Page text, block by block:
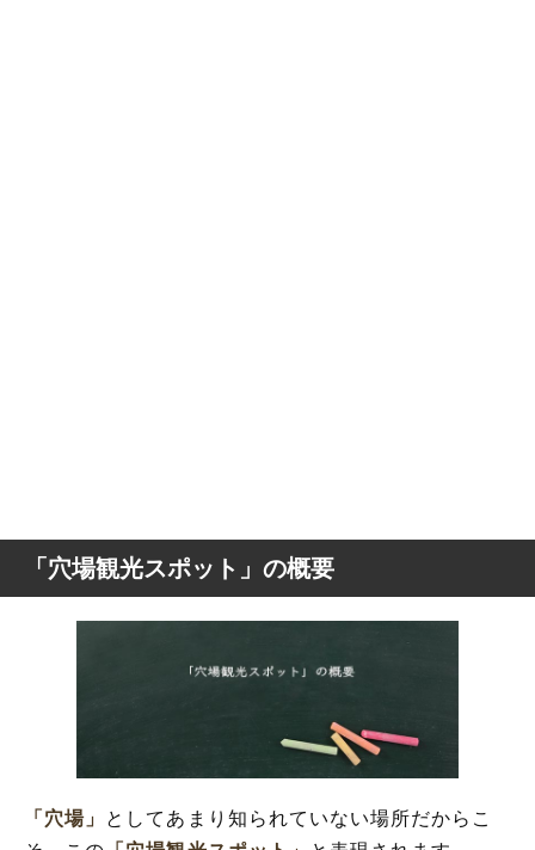
「穴場観光スポット」の概要
「穴場」
としてあまり知られていない場所だからこ